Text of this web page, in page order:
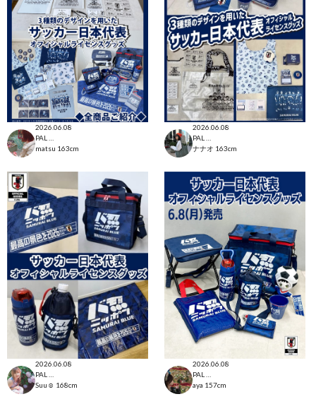
2026.06.08
matsu 163cm
2026.06.08
ナナオ 163cm
2026.06.08
Suu☺︎ 168cm
2026.06.08
aya 157cm